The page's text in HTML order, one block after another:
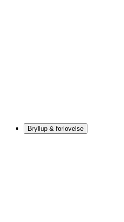
Bryllup & forlovelse